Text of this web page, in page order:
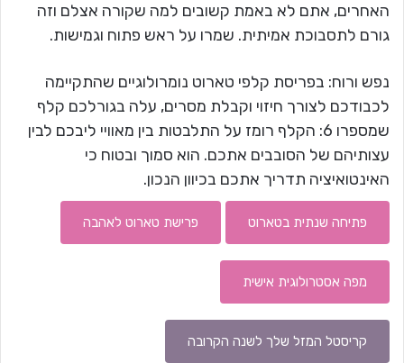
האחרים, אתם לא באמת קשובים למה שקורה אצלם וזה
גורם לתסבוכת אמיתית. שמרו על ראש פתוח וגמישות.
נפש ורוח: בפריסת קלפי טארוט נומרולוגיים שהתקיימה
לכבודכם לצורך חיזוי וקבלת מסרים, עלה בגורלכם קלף
שמספרו 6: הקלף רומז על התלבטות בין מאוויי ליבכם לבין
עצותיהם של הסובבים אתכם. הוא סמוך ובטוח כי
האינטואיציה תדריך אתכם בכיוון הנכון.
פתיחה שנתית בטארוט פרישת טארוט לאהבה
מפה אסטרולוגית אישית
קריסטל המזל שלך לשנה הקרובה